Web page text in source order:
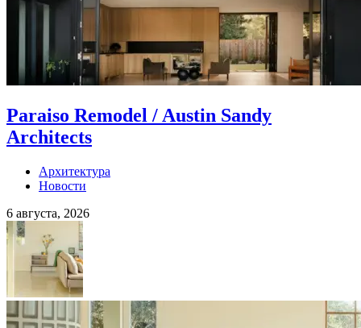
Paraiso Remodel / Austin Sandy
Architects
Архитектура
Новости
6 августа, 2026